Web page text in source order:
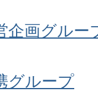
企画グルー
グループ